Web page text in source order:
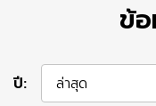
ข้
ปี: ล่าสุด